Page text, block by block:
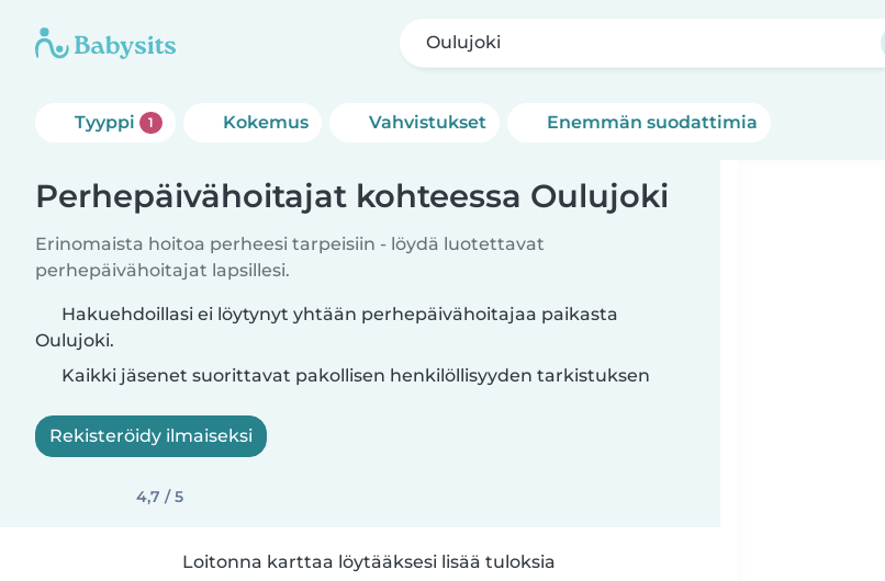
Oulujoki
Tyyppi 1 Kokemus Vahvistukset Enemmän suodattimia
Perhepäivähoitajat kohteessa Oulujoki
Erinomaista hoitoa perheesi tarpeisiin - löydä luotettavat
perhepäivähoitajat lapsillesi.
Hakuehdoillasi ei löytynyt yhtään perhepäivähoitajaa paikasta
Oulujoki.
Kaikki jäsenet suorittavat pakollisen henkilöllisyyden tarkistuksen
Rekisteröidy ilmaiseksi
4,7 / 5
Loitonna karttaa löytääksesi lisää tuloksia